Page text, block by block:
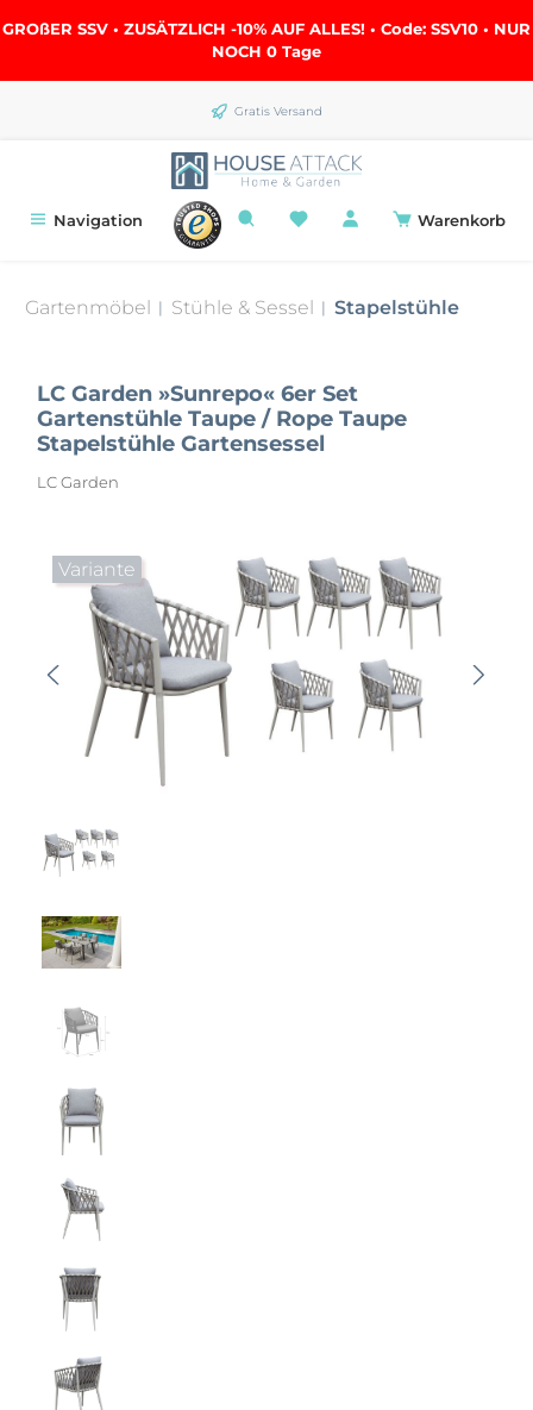
springen
GROßER SSV • ZUSÄTZLICH -10% AUF ALLES! • Code: SSV10 • NUR
NOCH 0 Tage
Gratis Versand
Navigation Warenkorb
Gartenmöbel | Stühle & Sessel | Stapelstühle
LC Garden »Sunrepo« 6er Set
Gartenstühle Taupe / Rope Taupe
Stapelstühle Gartensessel
LC Garden
Variante